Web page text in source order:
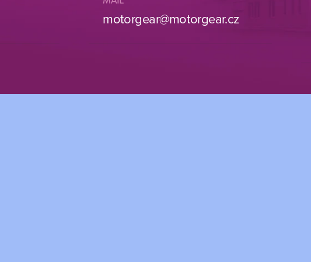
motorgear@motorgear.cz